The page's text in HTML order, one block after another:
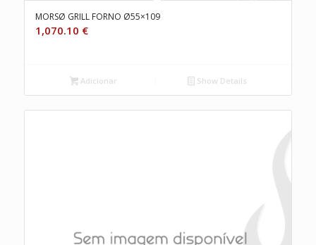
MORSØ GRILL FORNO Ø55×109
1,070.10 €
Adicionar Show Details